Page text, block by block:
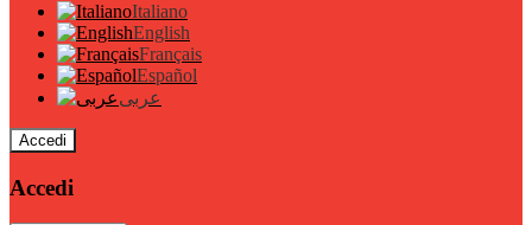
Italiano
English
Français
Español
عربى
Accedi
Accedi